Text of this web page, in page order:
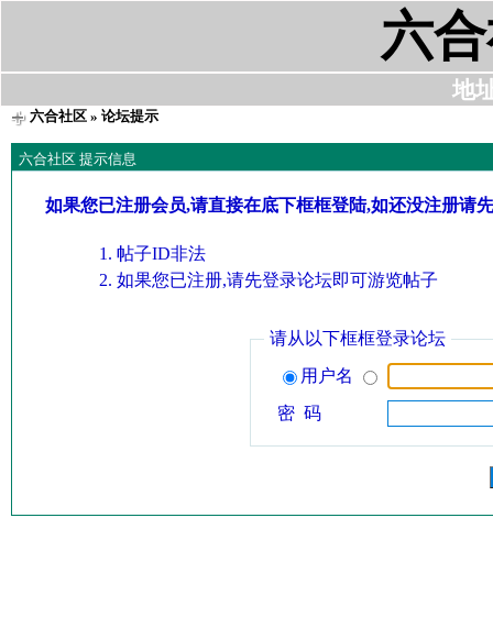
六
地
六合社区» 论坛提示
六合社区 提示信息
如果您已注册会员,请直接在底下框框登陆,如还没注册请
帖子ID非法
如果您已注册,请先登录论坛即可游览帖子
请从以下框框登录论坛
用户名
密 码